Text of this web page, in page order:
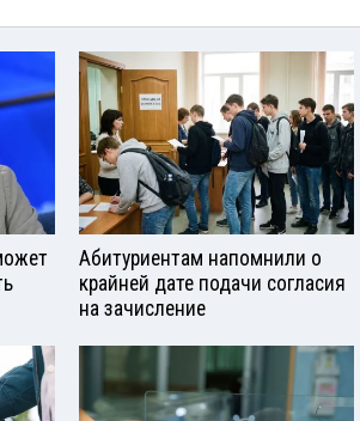
Абитуриентам напомнили о
крайней дате подачи согласия
на зачисление